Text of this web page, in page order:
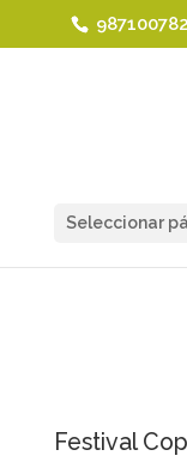
987100782
Seleccionar
Festival